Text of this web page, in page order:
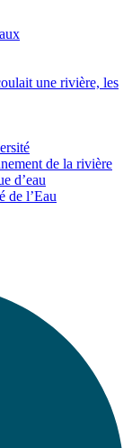
une rivière, les
de la rivière
d’eau
de l’Eau